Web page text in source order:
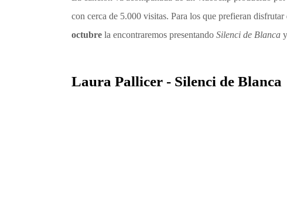
con cerca de 5.000 visitas. Para los que prefieran
octubre la encontraremos presentando Silenci de Blanca
Laura Pallicer - Silenci de Blanca